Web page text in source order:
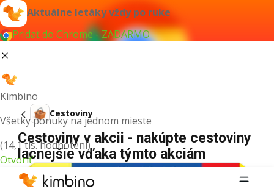
Aktuálne letáky vždy po ruke
Pridať do Chrome - ZADARMO
Kimbino
Všetky ponuky na jednom mieste
(14,1 tis. hodnotení)
Otvoriť
Cestoviny
Cestoviny v akcii - nakúpte cestoviny
lacnejšie vďaka týmto akciám